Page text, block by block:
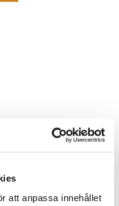
att anpassa innehållet
av dukningar. Som
i biosittning.